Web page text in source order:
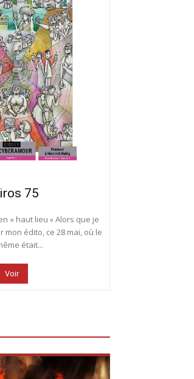
75
« haut lieu » Alors que je
mon édito, ce 28 mai, où le
était...
Voir